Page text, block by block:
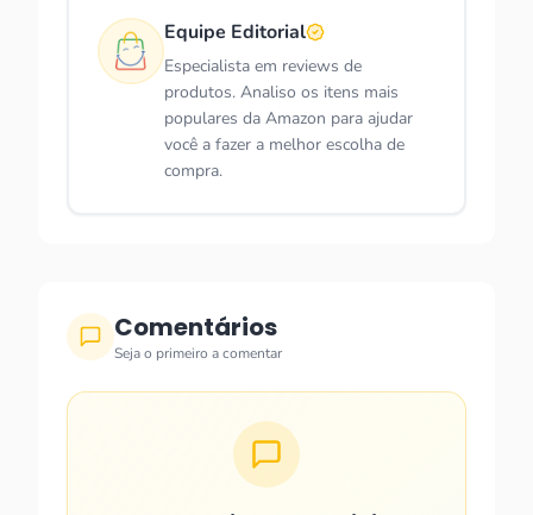
Equipe Editorial
Especialista em reviews de
produtos. Analiso os itens mais
populares da Amazon para ajudar
você a fazer a melhor escolha de
compra.
Comentários
Seja o primeiro a comentar